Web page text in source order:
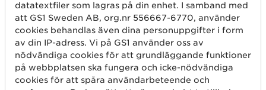
hålla förpackningen i ett visst läge i förhållande
till scannern vid avläsningen. Denna funktion
försvinner om man minskar streckkodens höjd.
Man måste då vrida och vända på förpackningen,
vilket försämrar effektiviteten. Sträva därför
alltid efter att låta streckkoden ha full höjd.
datatextfiler som lagras på din enhet. I samband med
att GS1 Sweden AB, org.nr 556667-6770, använder
cookies behandlas även dina personuppgifter i form
av din IP-adress. Vi på GS1 använder oss av
nödvändiga cookies för att grundläggande funktioner
på webbplatsen ska fungera och icke-nödvändiga
cookies för att spåra användarbeteende och